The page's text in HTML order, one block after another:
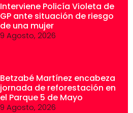
Interviene Policía Violeta de
GP ante situación de riesgo
de una mujer
9 Agosto, 2026
Betzabé Martínez encabeza
jornada de reforestación en
el Parque 5 de Mayo
9 Agosto, 2026